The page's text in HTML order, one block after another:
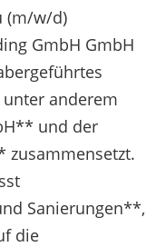
(m/w/d)
GmbH GmbH
anderem
und der
zusammensetzt.
Sanierungen**,
die